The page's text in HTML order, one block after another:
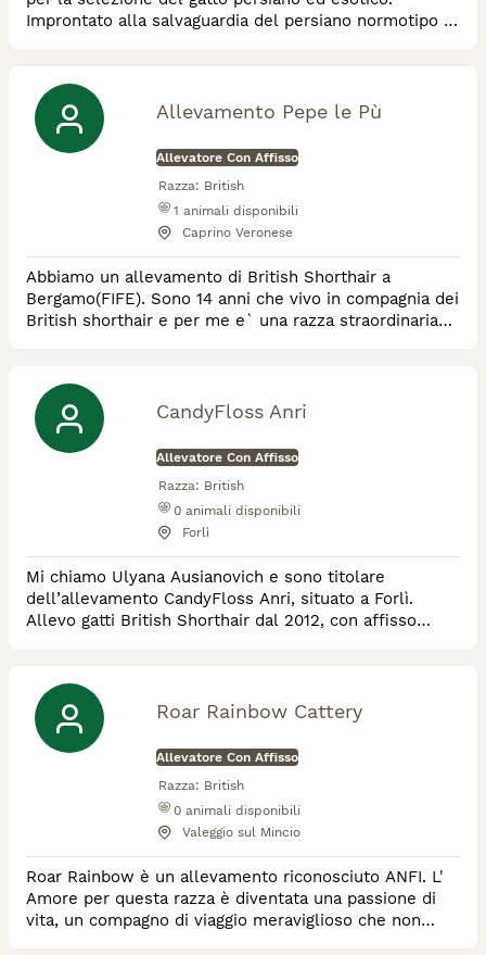
Improntato alla salvaguardia del persiano normotipo in
Allevamento Pepe le Pù
Allevatore Con Affisso
Razza: British
1 animali disponibili
Caprino Veronese
Abbiamo un allevamento di British Shorthair a
Bergamo(FIFE). Sono 14 anni che vivo in compagnia dei
British shorthair e per me e` una razza straordinaria
CandyFloss Anri
Allevatore Con Affisso
Razza: British
0 animali disponibili
Forlì
Mi chiamo Ulyana Ausianovich e sono titolare
dell’allevamento CandyFloss Anri, situato a Forlì.
Allevo gatti British Shorthair dal 2012, con affisso
principalmente nei colori blu, lilac, chocolate e tortie.
I miei gatti partecipano regolarmente a esposizioni
feline nazionali e internazionali, anch
Roar Rainbow Cattery
Allevatore Con Affisso
Razza: British
0 animali disponibili
Valeggio sul Mincio
Roar Rainbow è un allevamento riconosciuto ANFI. L'
Amore per questa razza è diventata una passione di
vita, un compagno di viaggio meraviglioso che non